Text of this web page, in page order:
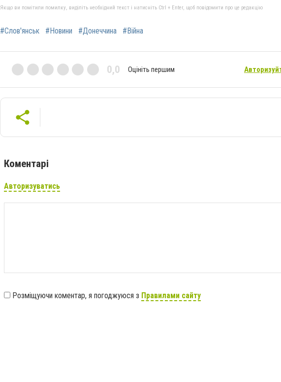
Якщо ви помітили помилку, виділіть необхідний текст і натисніть Ctrl + Enter, щоб повідомити про це редакцію
#Слов'янськ #Новини #Донеччина #Війна
0,0 Оцініть першим
Коментарі
Авторизуватись
Розміщуючи коментар, я погоджуюся з Правилами сайту